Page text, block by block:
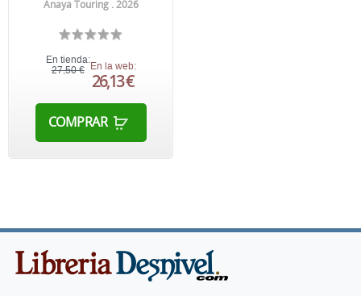
Anaya Touring . 2026
En tienda:
27,50 € En la web:
26,13 €
COMPRAR